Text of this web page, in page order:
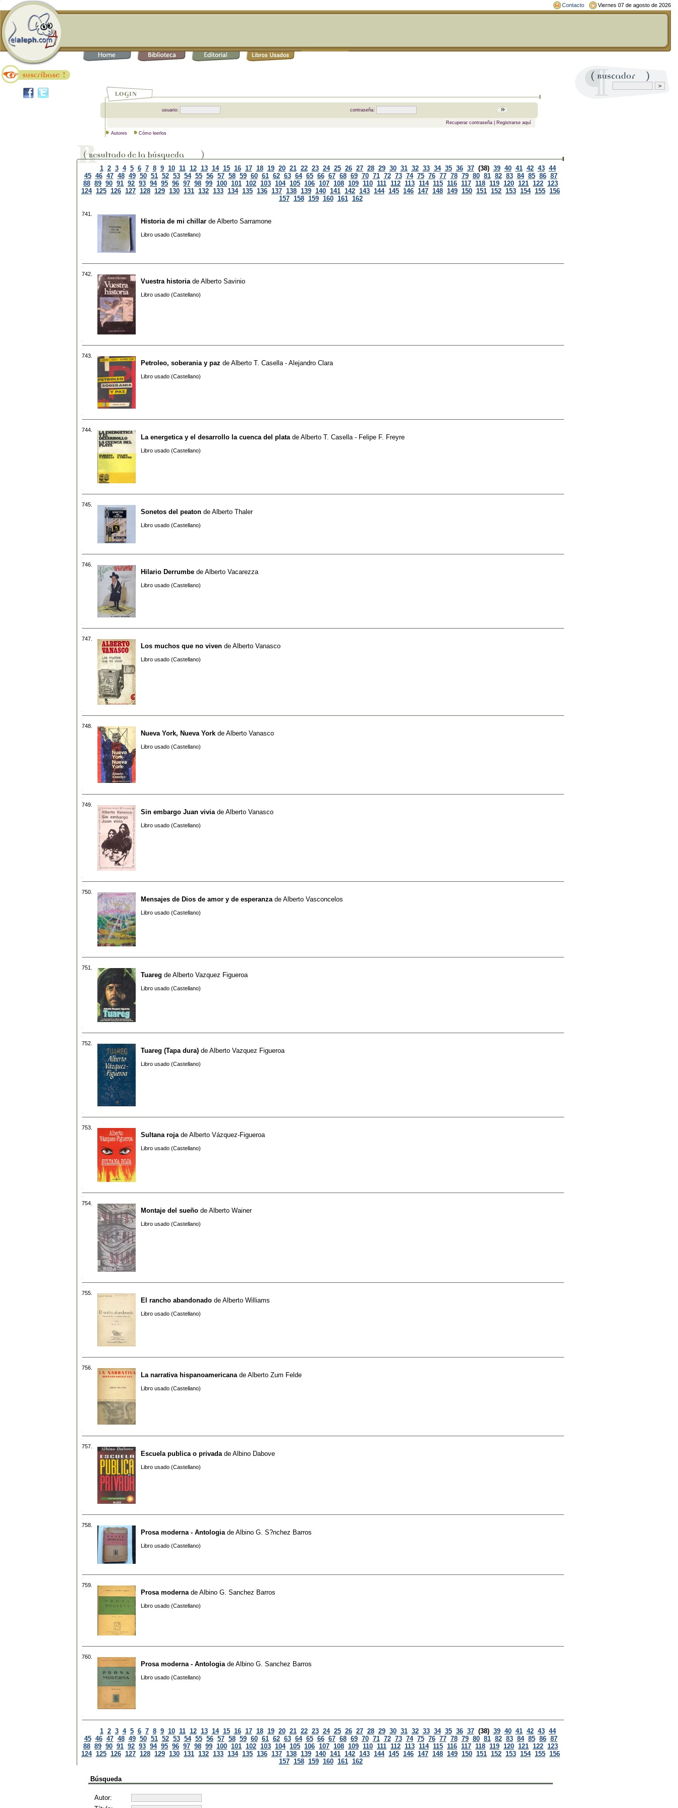
Contacto Viernes 07 de agosto de 2026
usuario: contraseña:
Recuperar contraseña| Registrarse aquí
Autores Cómo leerlos
1 2 3 4 5 6 7 8 9 10 11 12 13 14 15 16 17 18 19 20 21 22 23 24 25 26 27 28 29 30 31 32 33 34 35 36 37 (38) 39 40 41 42 43 44
45 46 47 48 49 50 51 52 53 54 55 56 57 58 59 60 61 62 63 64 65 66 67 68 69 70 71 72 73 74 75 76 77 78 79 80 81 82 83 84 85 86 87
88 89 90 91 92 93 94 95 96 97 98 99 100 101 102 103 104 105 106 107 108 109 110 111 112 113 114 115 116 117 118 119 120 121 122 123
124 125 126 127 128 129 130 131 132 133 134 135 136 137 138 139 140 141 142 143 144 145 146 147 148 149 150 151 152 153 154 155 156
157 158 159 160 161 162
741.
Historia de mi chillar de Alberto Sarramone
Libro usado (Castellano)
742.
Vuestra historia de Alberto Savinio
Libro usado (Castellano)
743.
Petroleo, soberania y paz de Alberto T. Casella - Alejandro Clara
Libro usado (Castellano)
744.
La energetica y el desarrollo la cuenca del plata de Alberto T. Casella - Felipe F. Freyre
Libro usado (Castellano)
745.
Sonetos del peaton de Alberto Thaler
Libro usado (Castellano)
746.
Hilario Derrumbe de Alberto Vacarezza
Libro usado (Castellano)
747.
Los muchos que no viven de Alberto Vanasco
Libro usado (Castellano)
748.
Nueva York, Nueva York de Alberto Vanasco
Libro usado (Castellano)
749.
Sin embargo Juan vivia de Alberto Vanasco
Libro usado (Castellano)
750.
Mensajes de Dios de amor y de esperanza de Alberto Vasconcelos
Libro usado (Castellano)
751.
Tuareg de Alberto Vazquez Figueroa
Libro usado (Castellano)
752.
Tuareg (Tapa dura) de Alberto Vazquez Figueroa
Libro usado (Castellano)
753.
Sultana roja de Alberto Vázquez-Figueroa
Libro usado (Castellano)
754.
Montaje del sueño de Alberto Wainer
Libro usado (Castellano)
755.
El rancho abandonado de Alberto Williams
Libro usado (Castellano)
756.
La narrativa hispanoamericana de Alberto Zum Felde
Libro usado (Castellano)
757.
Escuela publica o privada de Albino Dabove
Libro usado (Castellano)
758.
Prosa moderna - Antologia de Albino G. S?nchez Barros
Libro usado (Castellano)
759.
Prosa moderna de Albino G. Sanchez Barros
Libro usado (Castellano)
760.
Prosa moderna - Antologia de Albino G. Sanchez Barros
Libro usado (Castellano)
1 2 3 4 5 6 7 8 9 10 11 12 13 14 15 16 17 18 19 20 21 22 23 24 25 26 27 28 29 30 31 32 33 34 35 36 37 (38) 39 40 41 42 43 44
45 46 47 48 49 50 51 52 53 54 55 56 57 58 59 60 61 62 63 64 65 66 67 68 69 70 71 72 73 74 75 76 77 78 79 80 81 82 83 84 85 86 87
88 89 90 91 92 93 94 95 96 97 98 99 100 101 102 103 104 105 106 107 108 109 110 111 112 113 114 115 116 117 118 119 120 121 122 123
124 125 126 127 128 129 130 131 132 133 134 135 136 137 138 139 140 141 142 143 144 145 146 147 148 149 150 151 152 153 154 155 156
157 158 159 160 161 162
Búsqueda
Autor: